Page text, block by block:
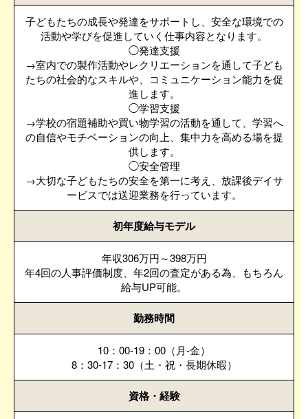
子どもたちの成長や発達をサポートし、安全な環境での
活動や学びを促進していく仕事内容となります。
◯発達支援
→室内での製作活動やレクリエーションを通して子ども
たちの社会的なスキルや、コミュニケーション能力を促
進します。
◯学習支援
→学校の宿題補助や買い物学習の活動を通して、学習へ
の自信やモチベーションの向上、集中力を高める場を提
供します。
◯安全管理
→大切な子どもたちの安全を第一に考え、放課後デイサ
ービスでは送迎業務を行っています。
初年度給与モデル
年収306万円～398万円
年4回の人事評価制度、年2回の査定がある為、もちろん
給与UP可能。
勤務時間
10：00-19：00（月-金）
8：30-17：30（土・祝・長期休暇）
資格・経験